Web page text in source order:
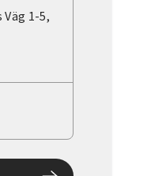
Väg 1-5,